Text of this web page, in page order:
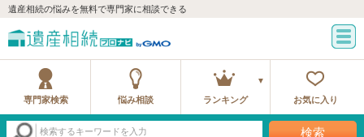
遺産相続の悩みを無料で専門家に相談できる
専門家検索 悩み相談 ランキング お気に入り
検索するキーワードを入力 検索